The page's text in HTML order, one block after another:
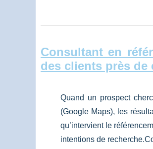
Consultant en
des clients près de
Quand un prospect
(Google Maps), les
qu’intervient le
intentions de